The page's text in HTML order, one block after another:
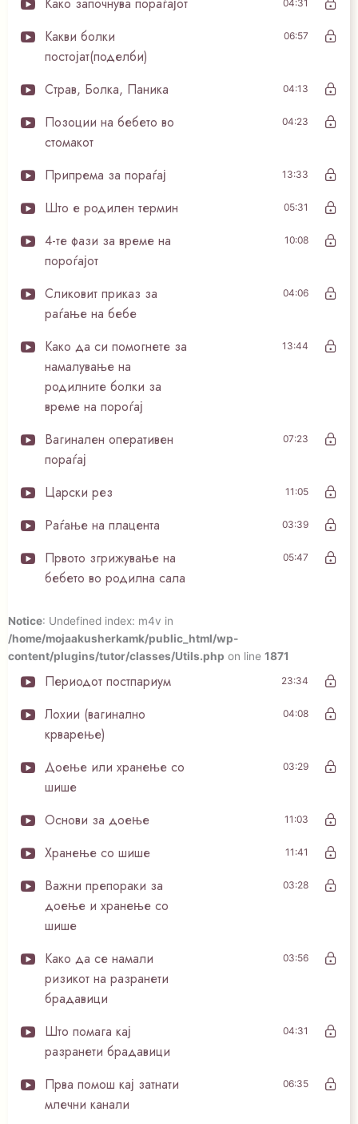
04:31
Какви болки
постојат(поделби)
06:57
Страв, Болка, Паника 04:13
Позоции на бебето во
стомакот
04:23
Припрема за пораѓај 13:33
Што е родилен термин 05:31
4-те фази за време на
пороѓајот
10:08
Сликовит приказ за
раѓање на бебе
04:06
Како да си помогнете за
намалување на
родилните болки за
време на пороѓај
13:44
Вагинален оперативен
пораѓај
07:23
Царски рез 11:05
Раѓање на плацента 03:39
Првото згрижување на
бебето во родилна сала
05:47
Notice: Undefined index: m4v in
/home/mojaakusherkamk/public_html/wp-
content/plugins/tutor/classes/Utils.php on line 1871
Периодот постпариум 23:34
Лохии (вагинално
крварење)
04:08
Доење или хранење со
шише
03:29
Основи за доење 11:03
Хранење со шише 11:41
Важни препораки за
доење и хранење со
шише
03:28
Како да се намали
ризикот на разранети
брадавици
03:56
Што помага кај
разранети брадавици
04:31
Прва помош кај затнати
млечни канали
06:35